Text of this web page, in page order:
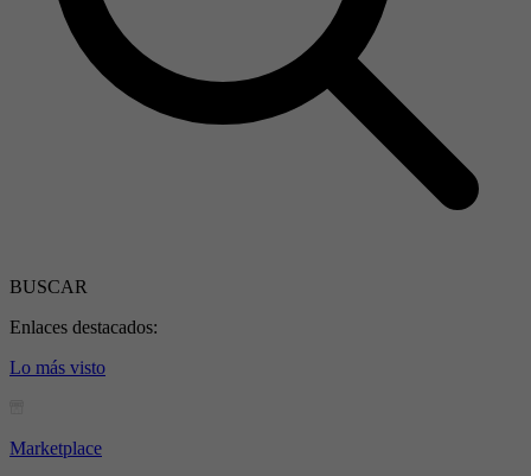
BUSCAR
Enlaces destacados:
Lo más visto
Marketplace